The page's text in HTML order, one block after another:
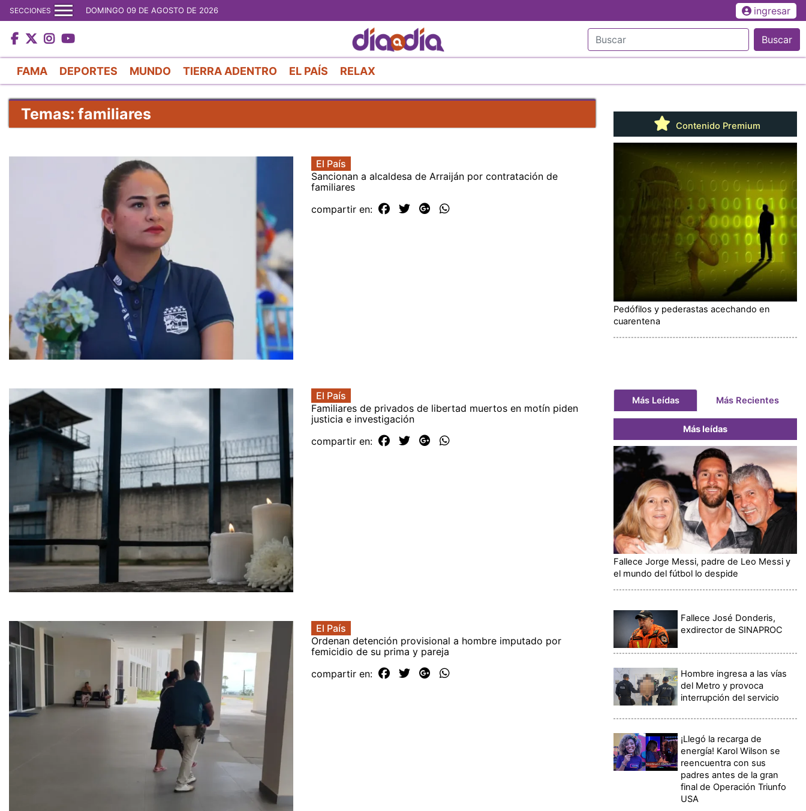
al
contenido
principal
SECCIONES DOMINGO 09 DE AGOSTO DE 2026 ingresar
Buscar
FAMA DEPORTES MUNDO TIERRA ADENTRO EL PAÍS RELAX
Temas: familiares
El País
Sancionan a alcaldesa de Arraiján por contratación de
familiares
compartir en:
El País
Familiares de privados de libertad muertos en motín piden
justicia e investigación
compartir en:
El País
Ordenan detención provisional a hombre imputado por
femicidio de su prima y pareja
compartir en:
Contenido Premium
Pedófilos y pederastas acechando en
cuarentena
Más Leídas Más Recientes
Más leídas
Fallece Jorge Messi, padre de Leo Messi y
el mundo del fútbol lo despide
Fallece José Donderis,
exdirector de SINAPROC
Hombre ingresa a las vías
del Metro y provoca
interrupción del servicio
¡Llegó la recarga de
energía! Karol Wilson se
reencuentra con sus
padres antes de la gran
final de Operación Triunfo
USA